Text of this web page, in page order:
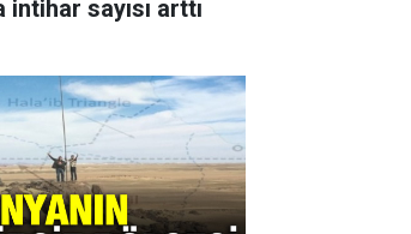
intihar sayısı arttı